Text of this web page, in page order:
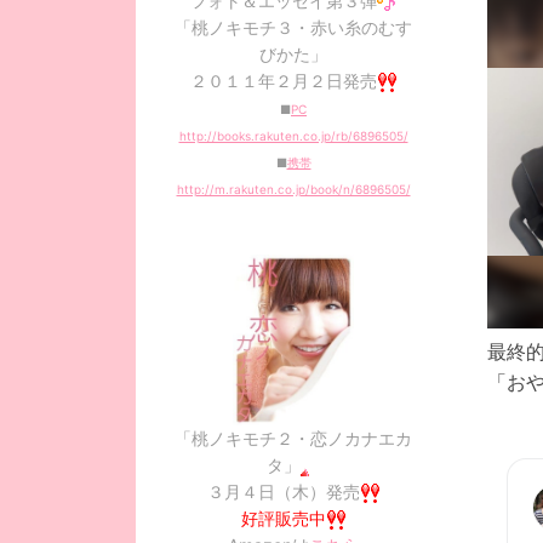
最終
「お
「桃ノキモチ３・赤い糸のむす
びかた」
２０１１年２月２日発売
■PC
http://books.rakuten.co.jp/rb/6896505/
■携帯
http://m.rakuten.co.jp/book/n/6896505/
「桃ノキモチ２・恋ノカナエカ
タ」
３月４日（木）発売
好評販売中